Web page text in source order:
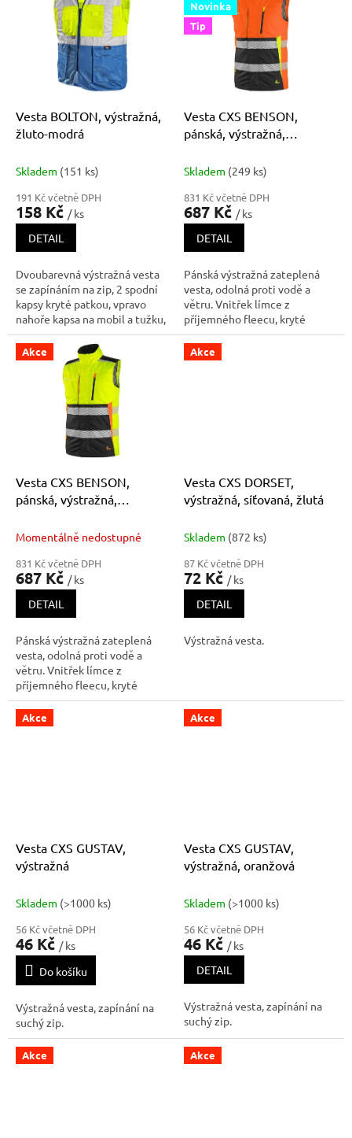
dVesta BOLTON, výstražná,
žluto-modrá
Skladem (151 ks)
191 Kč včetně DPH
158 Kč / ks
DETAIL
Dvoubarevná výstražná vesta
se zapínáním na zip, 2 spodní
kapsy kryté patkou, vpravo
nahoře kapsa na mobil a tužku,
kroužek na přichycení ID karty,
vlevo nahoře průhledná
kapsička na ID kartu, reflexní
pásky kolem těla i přes
ramena. Moderní a víceuč
Novinka
Tip
Vesta CXS BENSON,
pánská, výstražná,
Skladem (249 ks)
831 Kč včetně DPH
687 Kč / ks
DETAIL
Pánská výstražná zateplená
vesta, odolná proti vodě a
větru. Vnitřek límce z
příjemného fleecu, kryté
zapínání na zip a suché zipy,
levá náprsní kapsa na zip, pravá
krytá klopou, v pravé kapse
Akce
Vesta CXS BENSON,
pánská, výstražná,
Momentálně nedostupné
831 Kč včetně DPH
687 Kč / ks
DETAIL
Pánská výstražná zateplená
vesta, odolná proti vodě a
větru. Vnitřek límce z
příjemného fleecu, kryté
zapínání na zip a suché zipy,
levá náprsní kapsa na zip, pravá
krytá klopou, v pravé kapse
Akce
Vesta CXS DORSET,
výstražná, síťovaná, žlutá
Skladem (872 ks)
87 Kč včetně DPH
72 Kč / ks
DETAIL
Výstražná vesta.
Akce
Vesta CXS GUSTAV,
výstražná
Skladem (>1000 ks)
56 Kč včetně DPH
46 Kč / ks
Do košíku
Výstražná vesta, zapínání na
suchý zip.
Akce
Vesta CXS GUSTAV,
výstražná, oranžová
Skladem (>1000 ks)
56 Kč včetně DPH
46 Kč / ks
DETAIL
Výstražná vesta, zapínání na
suchý zip.
Akce Akce